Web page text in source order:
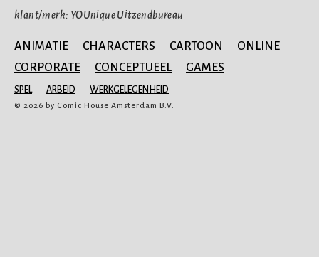
klant/merk: YOUnique Uitzendbureau
ANIMATIE CHARACTERS CARTOON
ONLINE
CORPORATE
CONCEPTUEEL GAMES
SPEL ARBEID WERKGELEGENHEID
© 2026 by Comic House Amsterdam B.V.